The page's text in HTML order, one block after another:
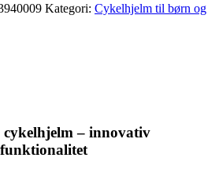
Kategori: Cykelhjelm til børn og
– innovativ